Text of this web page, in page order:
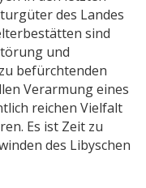
des Landes
sind
und
befürchtenden
Verarmung eines
reichen Vielfalt
Es ist Zeit zu
des Libyschen